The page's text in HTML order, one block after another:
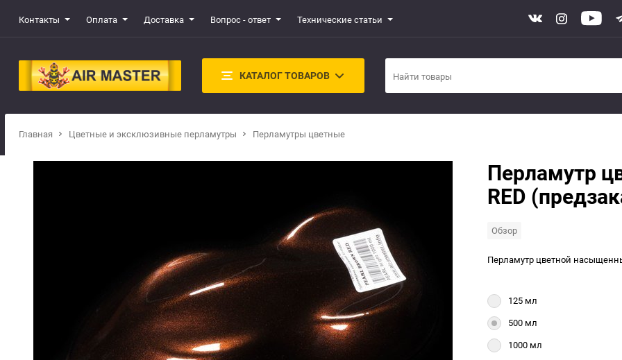
Контакты Оплата Доставка Вопрос - ответ Технические статьи
КАТАЛОГ ТОВАРОВ
Главная Цветные и эксклюзивные перламутры Перламутры цветные
Перламутр
RED
Обзор
Перламутр цветной
125 мл
500 мл
1000 мл